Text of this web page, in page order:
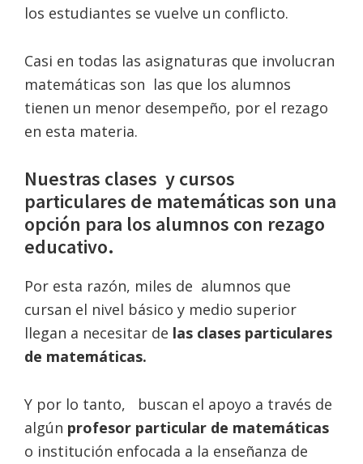
los estudiantes se vuelve un conflicto.
Casi en todas las asignaturas que involucran
matemáticas son las que los alumnos
tienen un menor desempeño, por el rezago
en esta materia.
Nuestras clases y cursos
particulares de matemáticas son una
opción para los alumnos con rezago
educativo.
Por esta razón, miles de alumnos que
cursan el nivel básico y medio superior
llegan a necesitar de las clases particulares
de matemáticas.
Y por lo tanto, buscan el apoyo a través de
algún profesor particular de matemáticas
o institución enfocada a la enseñanza de